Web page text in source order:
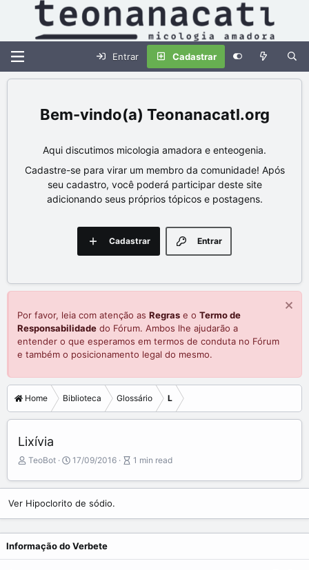
Entrar Cadastrar
Teonanacatl.org
Aqui discutimos micologia amadora e enteogenia.
Cadastre-se para virar um membro da comunidade! Após
seu cadastro, você poderá participar deste site
adicionando seus próprios tópicos e postagens.
Entrar
Cadastrar
Por favor, leia com atenção as Regras e o Termo de
Responsabilidade do Fórum. Ambos lhe ajudarão a
entender o que esperamos em termos de conduta no Fórum
e também o posicionamento legal do mesmo.
Home Biblioteca Glossário L
Lixívia
A
t
TeoBot
P
b
s
h
d
a
17/09/2016
A
t
l
e
e
1 min read
Ver Hipoclorito de sódio.
Informação do Verbete